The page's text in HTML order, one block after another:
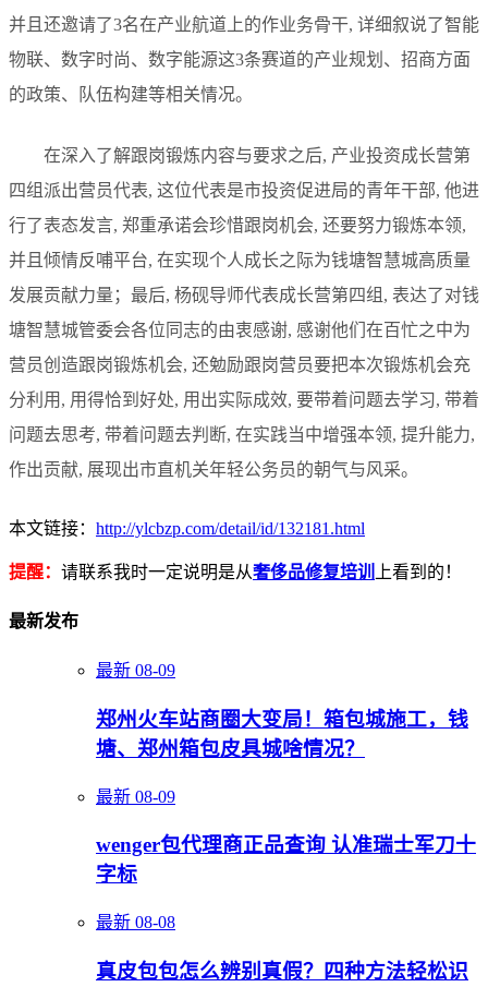
并且还邀请了3名在产业航道上的作业务骨干, 详细叙说了智能
物联、数字时尚、数字能源这3条赛道的产业规划、招商方面
的政策、队伍构建等相关情况。
在深入了解跟岗锻炼内容与要求之后, 产业投资成长营第
四组派出营员代表, 这位代表是市投资促进局的青年干部, 他进
行了表态发言, 郑重承诺会珍惜跟岗机会, 还要努力锻炼本领,
并且倾情反哺平台, 在实现个人成长之际为钱塘智慧城高质量
发展贡献力量；最后, 杨砚导师代表成长营第四组, 表达了对钱
塘智慧城管委会各位同志的由衷感谢, 感谢他们在百忙之中为
营员创造跟岗锻炼机会, 还勉励跟岗营员要把本次锻炼机会充
分利用, 用得恰到好处, 用出实际成效, 要带着问题去学习, 带着
问题去思考, 带着问题去判断, 在实践当中增强本领, 提升能力,
作出贡献, 展现出市直机关年轻公务员的朝气与风采。
本文链接： http://ylcbzp.com/detail/id/132181.html
提醒： 请联系我时一定说明是从奢侈品修复培训 上看到的！
最新发布
最新 08-09
郑州火车站商圈大变局！箱包城施工，钱
塘、郑州箱包皮具城啥情况？
最新 08-09
wenger包代理商正品查询 认准瑞士军刀十
字标
最新 08-08
真皮包包怎么辨别真假？四种方法轻松识